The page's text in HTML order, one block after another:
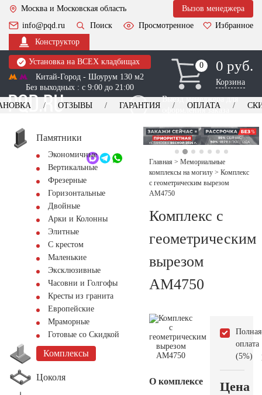
Москва и Московская область
Вызов менеджера
info@pqd.ru
Поиск Просмотренное
Избранное
Конструктор
Установка на ВСЕХ кладбищах
Китай-Город - Шоурум 130 м2
Без выходных : с 9:00 до 21:00
0
0 0 руб.
Корзина
Выезд менеджера для
оформления заказа
+7 (495) 518-44-23
Обратный звонок
ОТЗЫВЫ ГАРАНТИЯ ОПЛАТА
Памятники
Экономичные
Вертикальные
Фрезерные
Горизонтальные
Двойные
Арки и Колонны
Элитные
С крестом
Маленькие
Эксклюзивные
Часовни и Голгофы
Кресты из гранита
Европейские
Мраморные
Готовые со Скидкой
Комплексы
Цоколя
Главная > Мемориальные
комплексы на могилу > Комплекс
с геометрическим вырезом
AM4750
Комплекс с
геометрическим
вырезом
AM4750
О комплексе
Полная
оплата
(5%)
Цена